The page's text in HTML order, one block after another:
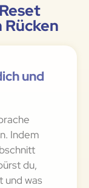
und
Indem
du,
und was